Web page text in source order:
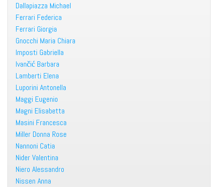
Dallapiazza Michael
Ferrari Federica
Ferrari Giorgia
Gnocchi Maria Chiara
Imposti Gabriella
Ivančić Barbara
Lamberti Elena
Luporini Antonella
Maggi Eugenio
Magni Elisabetta
Masini Francesca
Miller Donna Rose
Nannoni Catia
Nider Valentina
Niero Alessandro
Nissen Anna